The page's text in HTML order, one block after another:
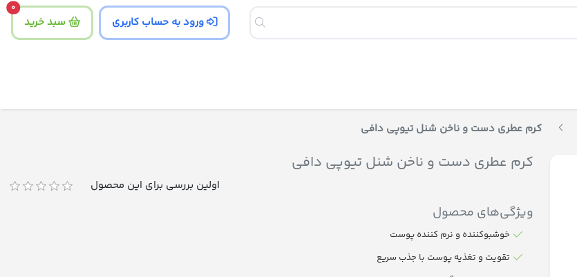
ورود به حساب کاربری سبد خرید
0
کرم عطری دست و ناخن شنل تیوپی دافی
کرم عطری دست و ناخن شنل تیوپی دافی
اولین بررسی برای این محصول
ویژگی‌های محصول
خوشبوکننده و نرم کننده پوست
تقویت و تغذیه پوست با جذب سریع